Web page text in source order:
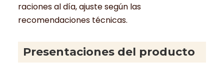
raciones al día, ajuste según las
recomendaciones técnicas.
Presentaciones del producto